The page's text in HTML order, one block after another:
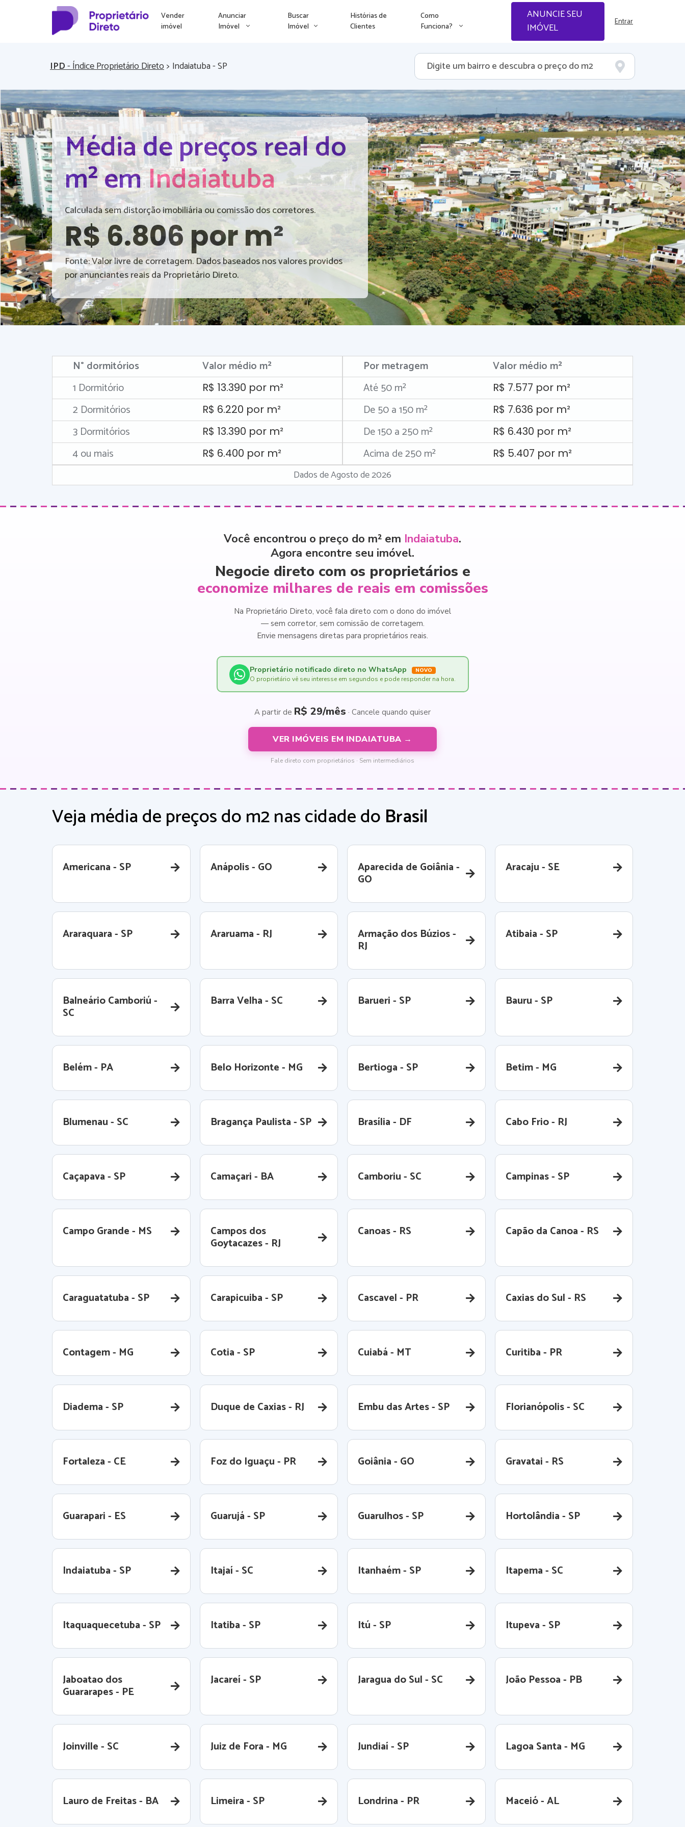
Vender
imóvel
Anunciar
Imóvel
Buscar
Imóvel
Histórias de
Clientes
Como
Funciona?
ANUNCIE SEU
IMÓVEL
Entrar
IPD- Índice Proprietário Direto> Indaiatuba - SP
Média de preços real do
m² emIndaiatuba
Calculada sem distorção imobiliária ou comissão dos corretores.
R$ 6.806 por m²
Fonte: Valor livre de corretagem. Dados baseados nos valores providos
por anunciantes reais da Proprietário Direto.
N° dormitórios
Valor médio m²
1 Dormitório
R$ 13.390 por m²
2 Dormitórios R$ 6.220 por m²
3 Dormitórios R$ 13.390 por m²
4 ou mais R$ 6.400 por m²
Por metragem
Valor médio m²
Até 50 m²
R$ 7.577 por m²
De 50 a 150 m² R$ 7.636 por m²
De 150 a 250 m² R$ 6.430 por m²
Acima de 250 m² R$ 5.407 por m²
Dados de Agosto de 2026
Você encontrou o preço do m² em Indaiatuba.
Agora encontre seu imóvel.
Negocie direto com os proprietários e
economize milhares de reais em comissões
Na Proprietário Direto, você fala direto com o dono do imóvel
— sem corretor, sem comissão de corretagem.
Envie mensagens diretas para proprietários reais.
Proprietário notificado direto no WhatsApp NOVO
O proprietário vê seu interesse em segundos e pode responder na hora.
A partir de R$ 29/mês · Cancele quando quiser
VER IMÓVEIS EM INDAIATUBA →
Fale direto com proprietários · Sem intermediários
Veja média de preços do m2 nas cidade do Brasil
Americana - SP Anápolis - GO Aparecida de Goiânia -
GO
Aracaju - SE
Araraquara - SP Araruama - RJ Armação dos Búzios -
RJ
Atibaia - SP
Balneário Camboriú -
SC
Barra Velha - SC Barueri - SP Bauru - SP
Belém - PA Belo Horizonte - MG Bertioga - SP Betim - MG
Blumenau - SC Bragança Paulista - SP Brasília - DF Cabo Frio - RJ
Caçapava - SP Camaçari - BA Camboriu - SC Campinas - SP
Campo Grande - MS Campos dos
Goytacazes - RJ
Canoas - RS Capão da Canoa - RS
Caraguatatuba - SP Carapicuiba - SP Cascavel - PR Caxias do Sul - RS
Contagem - MG Cotia - SP Cuiabá - MT Curitiba - PR
Diadema - SP Duque de Caxias - RJ Embu das Artes - SP Florianópolis - SC
Fortaleza - CE Foz do Iguaçu - PR Goiânia - GO Gravatai - RS
Guarapari - ES Guarujá - SP Guarulhos - SP Hortolândia - SP
Indaiatuba - SP Itajaí - SC Itanhaém - SP Itapema - SC
Itaquaquecetuba - SP Itatiba - SP Itú - SP Itupeva - SP
Jaboatao dos
Guararapes - PE
Jacareí - SP Jaragua do Sul - SC João Pessoa - PB
Joinville - SC Juiz de Fora - MG Jundiaí - SP Lagoa Santa - MG
Lauro de Freitas - BA Limeira - SP Londrina - PR Maceió - AL